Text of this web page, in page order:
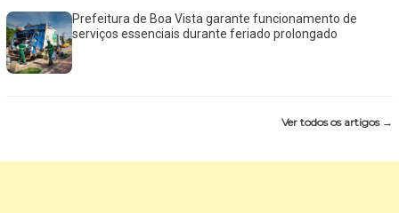
Prefeitura de Boa Vista garante funcionamento de
serviços essenciais durante feriado prolongado
Ver todos os artigos →